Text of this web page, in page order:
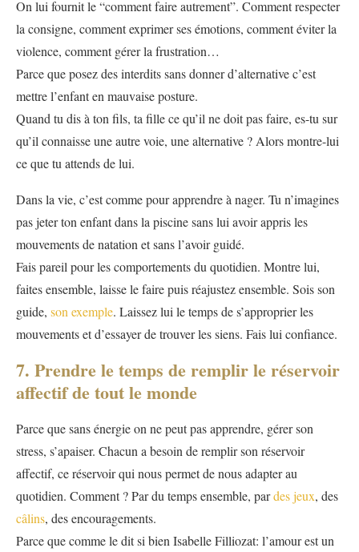
On lui fournit le “comment faire autrement”. Comment respecter
la consigne, comment exprimer ses émotions, comment éviter la
violence, comment gérer la frustration…
Parce que posez des interdits sans donner d’alternative c’est
mettre l’enfant en mauvaise posture.
Quand tu dis à ton fils, ta fille ce qu’il ne doit pas faire, es-tu sur
qu’il connaisse une autre voie, une alternative ? Alors montre-lui
ce que tu attends de lui.
Dans la vie, c’est comme pour apprendre à nager. Tu n’imagines
pas jeter ton enfant dans la piscine sans lui avoir appris les
mouvements de natation et sans l’avoir guidé.
Fais pareil pour les comportements du quotidien. Montre lui,
faites ensemble, laisse le faire puis réajustez ensemble. Sois son
guide, son exemple. Laissez lui le temps de s’approprier les
mouvements et d’essayer de trouver les siens. Fais lui confiance.
7. Prendre le temps de remplir le réservoir
affectif de tout le monde
Parce que sans énergie on ne peut pas apprendre, gérer son
stress, s’apaiser. Chacun a besoin de remplir son réservoir
affectif, ce réservoir qui nous permet de nous adapter au
quotidien. Comment ? Par du temps ensemble, pardes jeux, des
câlins, des encouragements.
Parce que comme le dit si bien Isabelle Filliozat: l’amour est un